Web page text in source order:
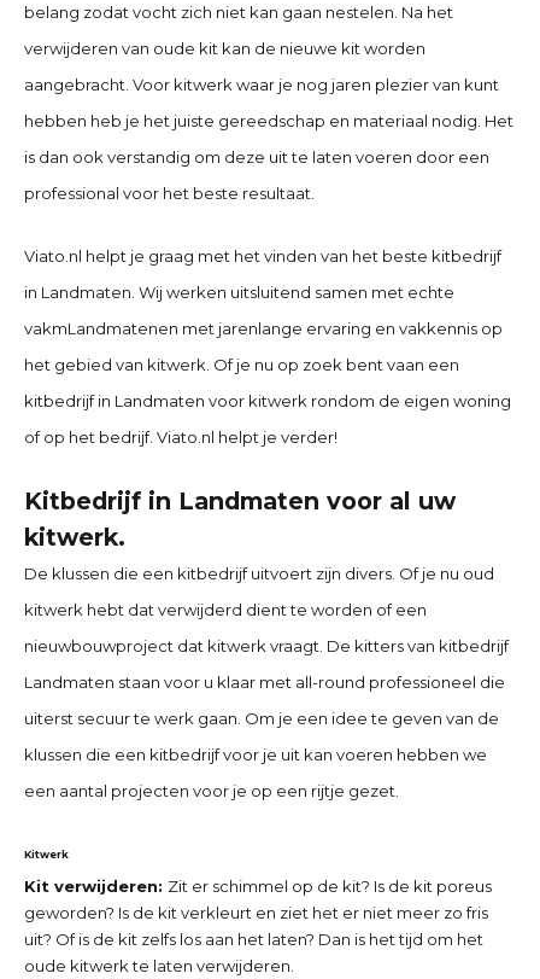
belang zodat vocht zich niet kan gaan nestelen. Na het
verwijderen van oude kit kan de nieuwe kit worden
aangebracht. Voor kitwerk waar je nog jaren plezier van kunt
hebben heb je het juiste gereedschap en materiaal nodig. Het
is dan ook verstandig om deze uit te laten voeren door een
professional voor het beste resultaat.
Viato.nl helpt je graag met het vinden van het beste kitbedrijf
in Landmaten. Wij werken uitsluitend samen met echte
vakmLandmatenen met jarenlange ervaring en vakkennis op
het gebied van kitwerk. Of je nu op zoek bent vaan een
kitbedrijf in Landmaten voor kitwerk rondom de eigen woning
of op het bedrijf. Viato.nl helpt je verder!
Kitbedrijf in Landmaten voor al uw
kitwerk.
De klussen die een kitbedrijf uitvoert zijn divers. Of je nu oud
kitwerk hebt dat verwijderd dient te worden of een
nieuwbouwproject dat kitwerk vraagt. De kitters van kitbedrijf
Landmaten staan voor u klaar met all-round professioneel die
uiterst secuur te werk gaan. Om je een idee te geven van de
klussen die een kitbedrijf voor je uit kan voeren hebben we
een aantal projecten voor je op een rijtje gezet.
Kitwerk
Kit verwijderen: Zit er schimmel op de kit? Is de kit poreus
geworden? Is de kit verkleurt en ziet het er niet meer zo fris
uit? Of is de kit zelfs los aan het laten? Dan is het tijd om het
oude kitwerk te laten verwijderen.